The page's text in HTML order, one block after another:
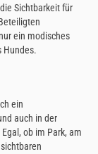
Sichtbarkeit für
ein modisches
Hundes.
ein
auch in der
ob im Park, am